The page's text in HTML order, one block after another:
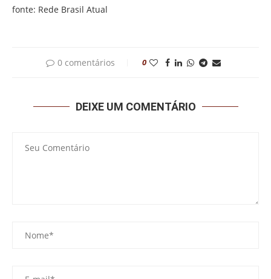
fonte: Rede Brasil Atual
0 comentários 0
DEIXE UM COMENTÁRIO